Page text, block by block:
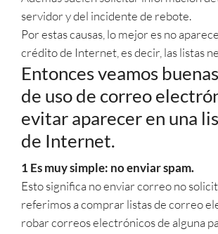
servidor y del incidente de rebote.
Por estas causas, lo mejor es no
crédito de Internet, es decir, las listas
Entonces veamos
de uso de correo
evitar aparecer en una
de Internet.
1 Es muy simple: no enviar spam.
Esto significa no enviar correo no
referimos a comprar listas de correo
robar correos electrónicos de alguna